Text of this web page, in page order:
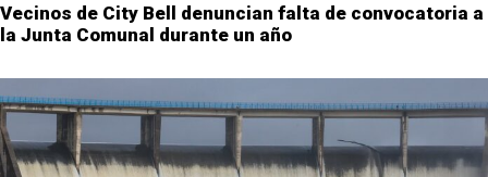
Vecinos de City Bell denuncian falta de convocatoria a
la Junta Comunal durante un año